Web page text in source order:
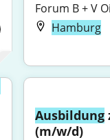
Forum B + V
Hamburg
Ausbildung
(m/w/d)